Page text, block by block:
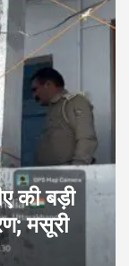
की बड़ी
मसूरी